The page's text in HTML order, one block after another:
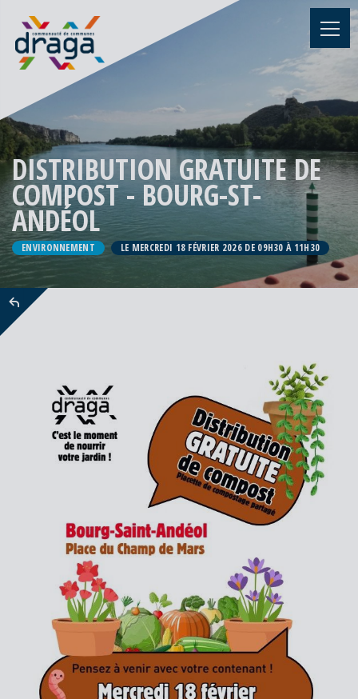
DISTRIBUTION GRATUITE DE
COMPOST - BOURG-ST-
ANDÉOL
ENVIRONNEMENT LE MERCREDI 18 FÉVRIER 2026 DE 09H30 À 11H30